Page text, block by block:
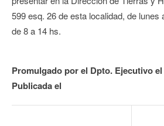
599 esq. 26 de esta localidad, de lunes
de 8 a 14 hs.
Promulgado por el Dpto. Ejecutivo el
Publicada el